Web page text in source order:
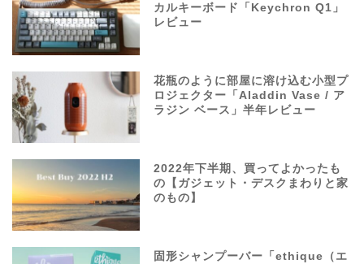
カルキーボード「Keychron Q1」
レビュー
花瓶のように部屋に溶け込む小型プ
ロジェクター「Aladdin Vase / ア
ラジン ベース」半年レビュー
2022年下半期、買ってよかったも
の【ガジェット・デスクまわりと家
のもの】
固形シャンプーバー「ethique（エ